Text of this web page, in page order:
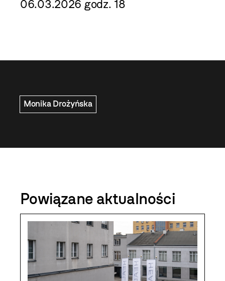
06.03.2026 godz. 18
Monika Drożyńska
Powiązane aktualności